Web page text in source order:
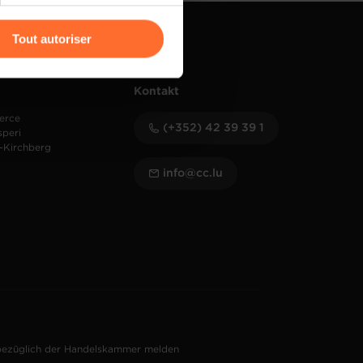
protection des données
Tout autoriser
Kirchberg
Kontakt
(+352) 42 39 39 1
info@cc.lu
der Handelskammer melden